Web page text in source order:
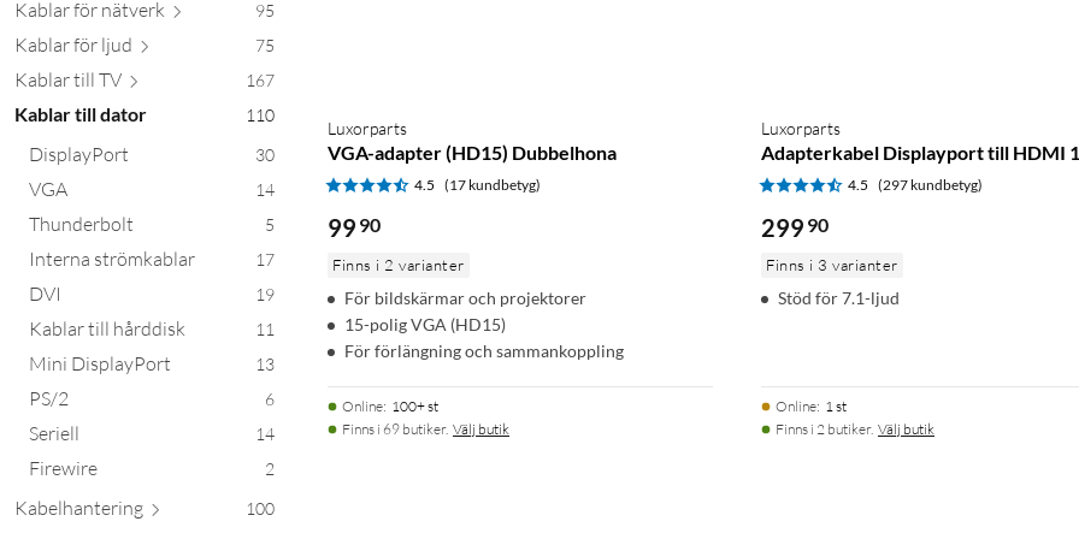
Kablar för nätverk 95
Kablar för ljud 75
Kablar till TV 167
Kablar till dator 110
DisplayPort 30
VGA 14
Thunderbolt 5
Interna strömkablar 17
DVI 19
Kablar till hårddisk 11
Mini DisplayPort 13
PS/2 6
Seriell 14
Firewire 2
Kabelhantering 100
Luxorparts
VGA-adapter (HD15) Dubbelhona
4.5 (17 kundbetyg)
99 90
Finns i 2 varianter
För bildskärmar och projektorer
15-polig VGA (HD15)
För förlängning och sammankoppling
Online: 100+ st
Finns i 69 butiker. Välj butik
Luxorparts
Adapterkabel Displayport till HDMI
4.5 (297 kundbetyg)
299 90
Finns i 3 varianter
Stöd för 7.1-ljud
Online: 1 st
Finns i 2 butiker. Välj butik